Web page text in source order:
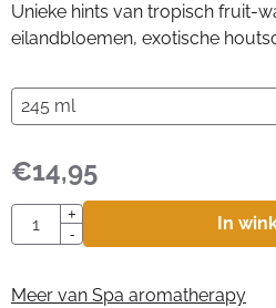
Unieke hints van tropisch fruit-
eilandbloemen, exotische
€14,95
Aantal
+
-
In
Meer van Spa aromatherapy